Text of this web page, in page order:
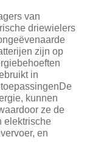
van
driewielers
zijn op
in
kunnen
ze de
elektrische
en